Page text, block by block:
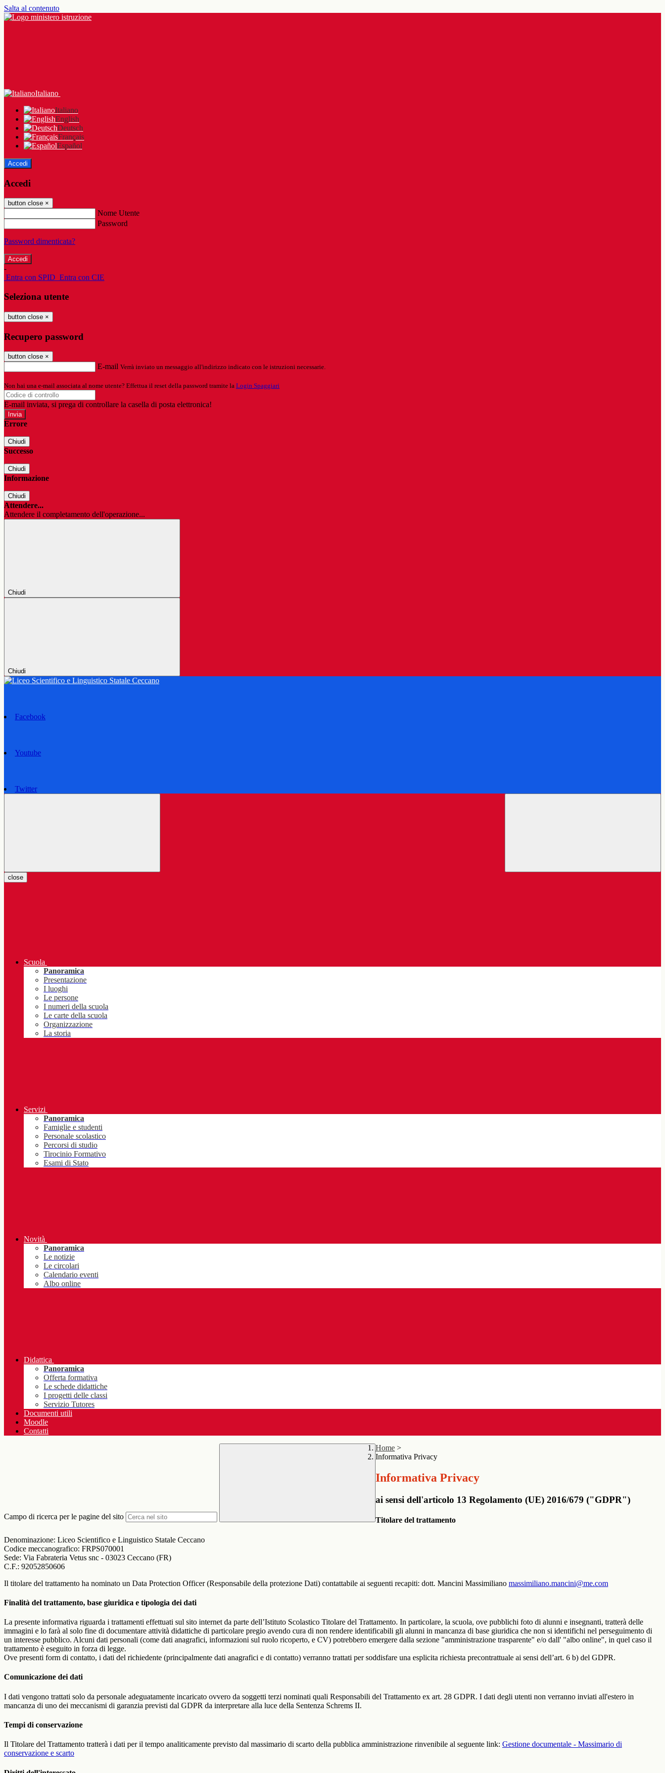
Salta al contenuto
Italiano
Italiano
English
Deutsch
Français
Español
Accedi
Accedi
button close ×
Nome Utente
Password
Password dimenticata?
-
Entra con SPID Entra con CIE
Seleziona utente
button close ×
Recupero password
button close ×
E-mail Verrà inviato un messaggio all'indirizzo indicato con le istruzioni necessarie.
Non hai una e-mail associata al nome utente? Effettua il reset della password tramite la Login Spaggiari
E-mail inviata, si prega di controllare la casella di posta elettronica!
Errore
Chiudi
Successo
Chiudi
Informazione
Chiudi
Attendere...
Attendere il completamento dell'operazione...
Chiudi
Chiudi
Facebook
Youtube
Twitter
close
Scuola
Panoramica
Presentazione
I luoghi
Le persone
I numeri della scuola
Le carte della scuola
Organizzazione
La storia
Servizi
Panoramica
Famiglie e studenti
Personale scolastico
Percorsi di studio
Tirocinio Formativo
Esami di Stato
Novità
Panoramica
Le notizie
Le circolari
Calendario eventi
Albo online
Didattica
Panoramica
Offerta formativa
Le schede didattiche
I progetti delle classi
Servizio Tutores
Documenti utili
Moodle
Contatti
Campo di ricerca per le pagine del sito
Home >
Informativa Privacy
Informativa Privacy
ai sensi dell'articolo 13 Regolamento (UE) 2016/679 ("GDPR")
Titolare del trattamento
Denominazione: Liceo Scientifico e Linguistico Statale Ceccano
Codice meccanografico: FRPS070001
Sede: Via Fabrateria Vetus snc - 03023 Ceccano (FR)
C.F.: 92052850606
Il titolare del trattamento ha nominato un Data Protection Officer (Responsabile della protezione Dati) contattabile ai seguenti recapiti: dott. Mancini Massimiliano massimiliano.mancini@me.com
Finalità del trattamento, base giuridica e tipologia dei dati
La presente informativa riguarda i trattamenti effettuati sul sito internet da parte dell’Istituto Scolastico Titolare del Trattamento. In particolare, la scuola, ove pubblichi foto di alunni e insegnanti, tratterà delle
immagini e lo farà al solo fine di documentare attività didattiche di particolare pregio avendo cura di non rendere identificabili gli alunni in mancanza di base giuridica che non si identifichi nel perseguimento di
un interesse pubblico. Alcuni dati personali (come dati anagrafici, informazioni sul ruolo ricoperto, e CV) potrebbero emergere dalla sezione "amministrazione trasparente" e/o dall' "albo online", in quel caso il
trattamento è eseguito in forza di legge.
Ove presenti form di contatto, i dati del richiedente (principalmente dati anagrafici e di contatto) verranno trattati per soddisfare una esplicita richiesta precontrattuale ai sensi dell’art. 6 b) del GDPR.
Comunicazione dei dati
I dati vengono trattati solo da personale adeguatamente incaricato ovvero da soggetti terzi nominati quali Responsabili del Trattamento ex art. 28 GDPR. I dati degli utenti non verranno inviati all'estero in
mancanza di uno dei meccanismi di garanzia previsti dal GDPR da interpretare alla luce della Sentenza Schrems II.
Tempi di conservazione
Il Titolare del Trattamento tratterà i dati per il tempo analiticamente previsto dal massimario di scarto della pubblica amministrazione rinvenibile al seguente link: Gestione documentale - Massimario di
conservazione e scarto